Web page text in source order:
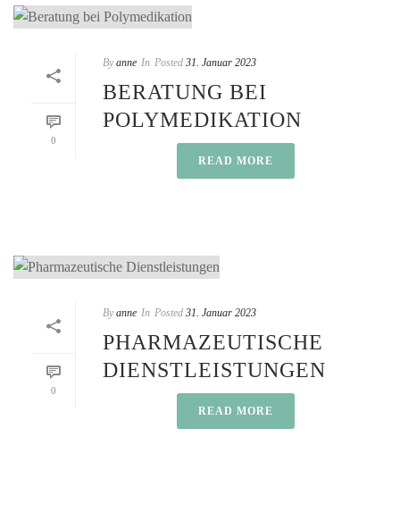
0
By anne In Posted 31. Januar 2023
BERATUNG BEI
POLYMEDIKATION
READ MORE
0
By anne In Posted 31. Januar 2023
PHARMAZEUTISCHE
DIENSTLEISTUNGEN
READ MORE